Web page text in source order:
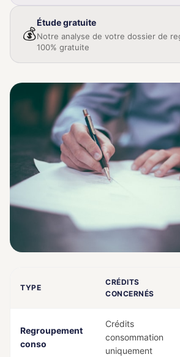
💰
Étude gratuite
Notre analyse de votre dossier de
100% gratuite
TYPE
CRÉDITS
CONCERNÉS
Regroupement
conso
Crédits
consommation
uniquement